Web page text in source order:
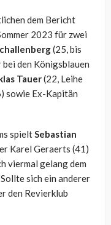
dem Bericht
2023 für zwei
(25, bis
den Königsblauen
Tauer(22, Leihe
sowie Ex-Kapitän
spieltSebastian
Karel Geraerts (41)
viermal gelang dem
sich ein anderer
den Revierklub